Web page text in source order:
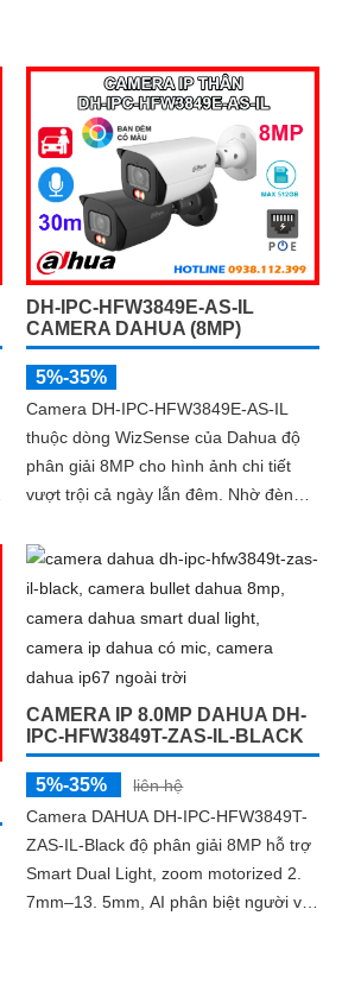
DH-IPC-HFW3849E-AS-IL
CAMERA DAHUA (8MP)
5%-35%
Camera DH-IPC-HFW3849E-AS-IL
thuộc dòng WizSense của Dahua độ
phân giải 8MP cho hình ảnh chi tiết
vượt trội cả ngày lẫn đêm. Nhờ đèn
đêm kết hợp micro tích hợp, hồng
ngoại 30m và công nghệ AI nhận diện
chính xác người và xe, giúp tăng
CAMERA IP 8.0MP DAHUA DH-
IPC-HFW3849T-ZAS-IL-BLACK
5%-35%
liên hệ
Camera DAHUA DH-IPC-HFW3849T-
ZAS-IL-Black độ phân giải 8MP hỗ trợ
Smart Dual Light, zoom motorized 2.
7mm–13. 5mm, AI phân biệt người và